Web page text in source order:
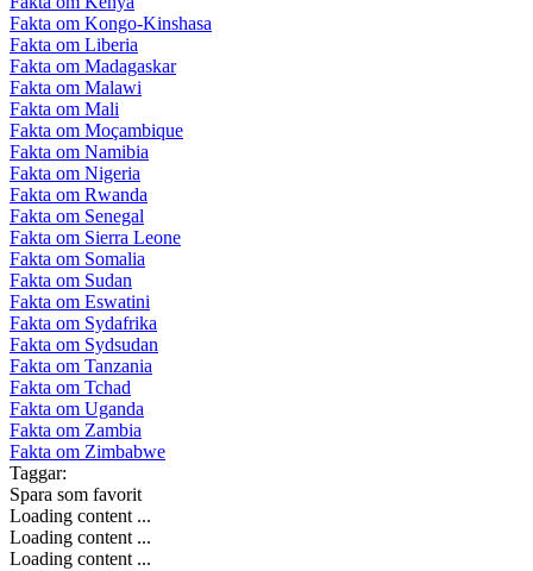
Fakta om Kongo-Kinshasa
Fakta om Liberia
Fakta om Madagaskar
Fakta om Malawi
Fakta om Mali
Fakta om Moçambique
Fakta om Namibia
Fakta om Nigeria
Fakta om Rwanda
Fakta om Senegal
Fakta om Sierra Leone
Fakta om Somalia
Fakta om Sudan
Fakta om Eswatini
Fakta om Sydafrika
Fakta om Sydsudan
Fakta om Tanzania
Fakta om Tchad
Fakta om Uganda
Fakta om Zambia
Fakta om Zimbabwe
Taggar:
Spara som favorit
Loading content ...
Loading content ...
Loading content ...